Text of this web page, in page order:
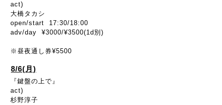
act)
大橋タカシ
open/start 17:30/18:00
adv/day ¥3000/¥3500(1d別)
※昼夜通し券¥5500
8/6(月)
『鍵盤の上で』
act)
杉野淳子